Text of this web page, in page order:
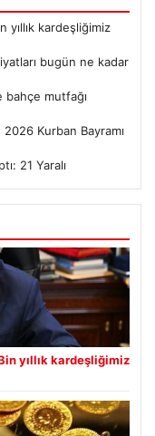
yıllık kardeşliğimiz
bugün ne kadar
bahçe mutfağı
Kurban Bayramı
21 Yaralı
yıllık kardeşliğimiz